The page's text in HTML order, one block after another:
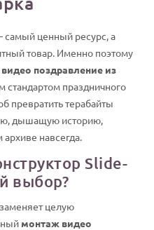
ценный ресурс, а
товар. Именно поэтому
поздравление из
стандартом праздничного
превратить терабайты
дышащую историю,
навсегда.
Slide-
выбор?
целую
монтаж видео